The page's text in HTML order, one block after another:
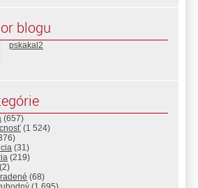
blogu
pskakal2
(657)
(1 524)
(31)
(219)
(68)